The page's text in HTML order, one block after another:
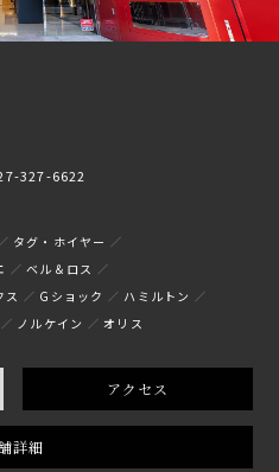
327-6622
タグ・ホイヤー
ベル＆ロス
ス Gショック
ハミルトン
ノルケイン オリス
アクセス
詳細